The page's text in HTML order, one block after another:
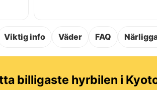
Viktig info Väder FAQ
billigaste hyrbilen i